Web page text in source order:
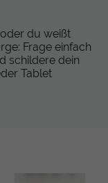
du weißt
Frage einfach
schildere dein
Tablet